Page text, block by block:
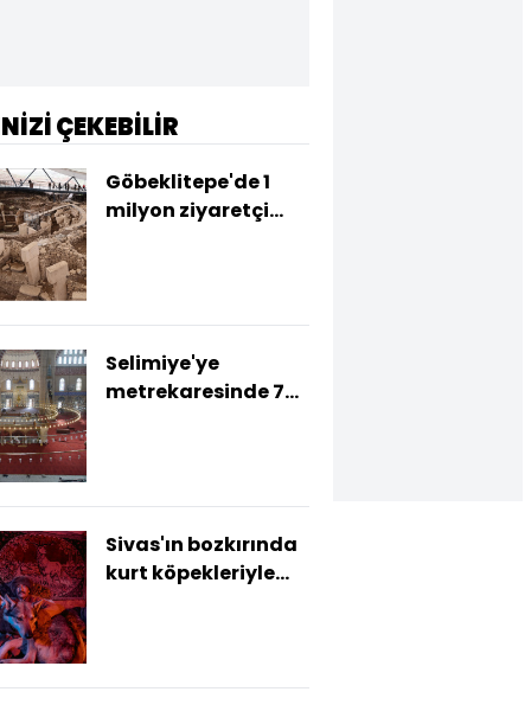
ÇEKEBİLİR
Göbeklitepe'de 1
milyon ziyaretçi
Selimiye'ye
metrekaresinde 729
Sivas'ın bozkırında
kurt köpekleriyle